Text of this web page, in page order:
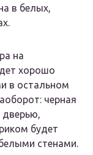
в белых,
на
хорошо
в остальном
черная
дверью,
будет
стенами.